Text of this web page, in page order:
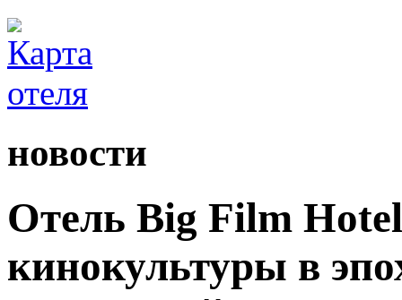
новости
Отель Big Film
кинокультуры в